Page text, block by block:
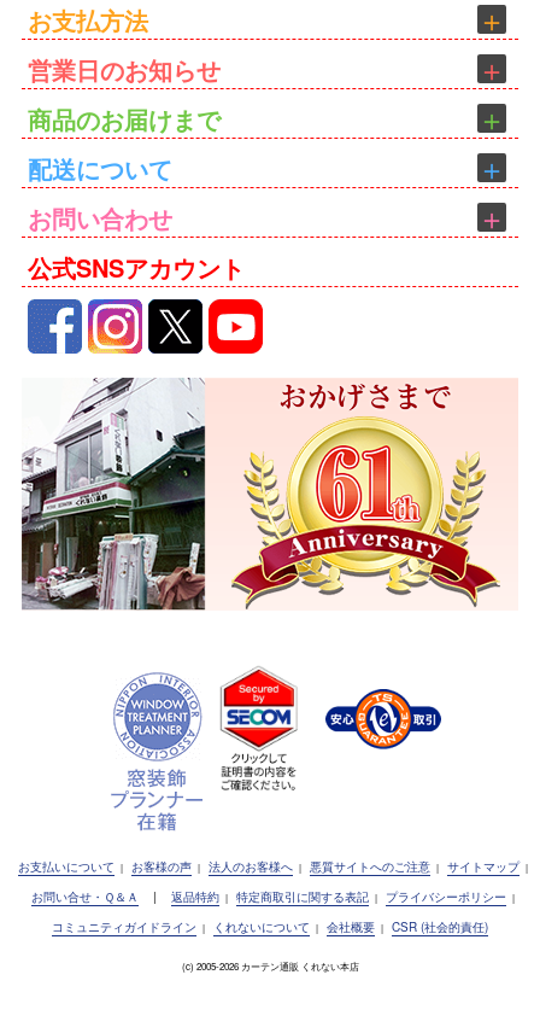
お支払方法
営業日のお知らせ
商品のお届けまで
配送について
お問い合わせ
公式SNSアカウント
お支払いについて | お客様の声 | 法人のお客様へ | 悪質サイトへのご注意 | サイトマップ |
お問い合せ・Ｑ＆Ａ | 返品特約 | 特定商取引に関する表記 | プライバシーポリシー |
コミュニティガイドライン | くれないについて | 会社概要 | CSR (社会的責任)
(c) 2005-2026 カーテン通販 くれない本店